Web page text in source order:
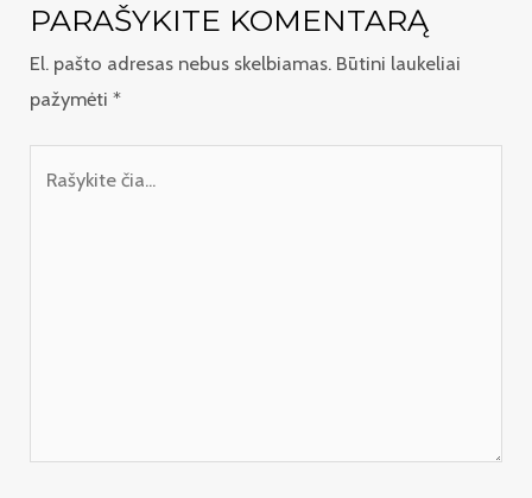
PARAŠYKITE KOMENTARĄ
El. pašto adresas nebus skelbiamas. Būtini laukeliai
pažymėti*